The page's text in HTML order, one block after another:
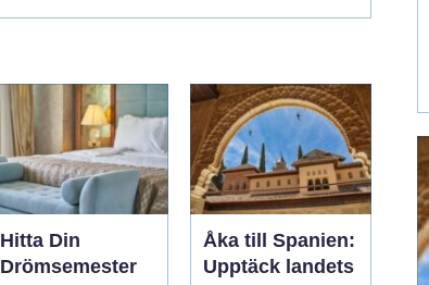
Hitta Din
Drömsemester
Åka till Spanien:
Upptäck landets